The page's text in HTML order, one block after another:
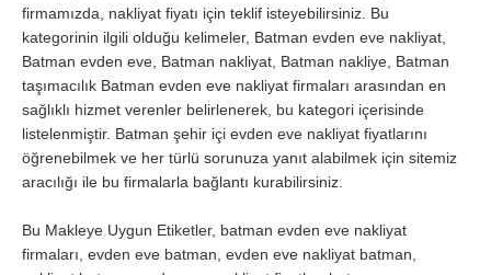
firmamızda, nakliyat fiyatı için teklif isteyebilirsiniz. Bu
kategorinin ilgili olduğu kelimeler, Batman evden eve nakliyat,
Batman evden eve, Batman nakliyat, Batman nakliye, Batman
taşımacılık Batman evden eve nakliyat firmaları arasından en
sağlıklı hizmet verenler belirlenerek, bu kategori içerisinde
listelenmiştir. Batman şehir içi evden eve nakliyat fiyatlarını
öğrenebilmek ve her türlü sorunuza yanıt alabilmek için sitemiz
aracılığı ile bu firmalarla bağlantı kurabilirsiniz.
Bu Makleye Uygun Etiketler, batman evden eve nakliyat
firmaları, evden eve batman, evden eve nakliyat batman,